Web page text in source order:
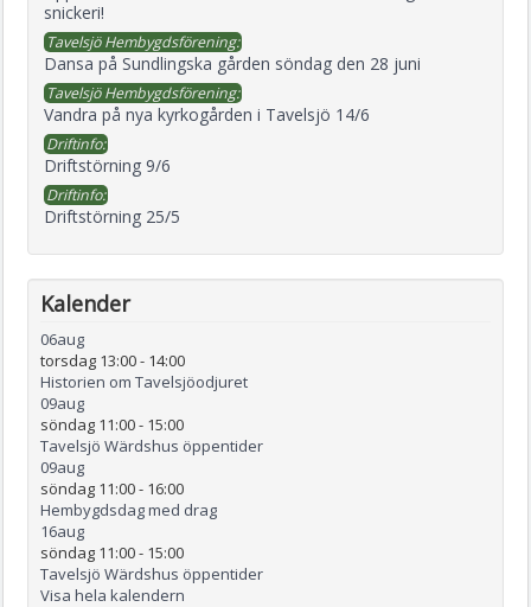
snickeri!
Tavelsjö Hembygdsförening:
Dansa på Sundlingska gården söndag den 28 juni
Tavelsjö Hembygdsförening:
Vandra på nya kyrkogården i Tavelsjö 14/6
Driftinfo:
Driftstörning 9/6
Driftinfo:
Driftstörning 25/5
Kalender
06aug
torsdag 13:00- 14:00
Historien om Tavelsjöodjuret
09aug
söndag 11:00- 15:00
Tavelsjö Wärdshus öppentider
09aug
söndag 11:00- 16:00
Hembygdsdag med drag
16aug
söndag 11:00- 15:00
Tavelsjö Wärdshus öppentider
Visa hela kalendern